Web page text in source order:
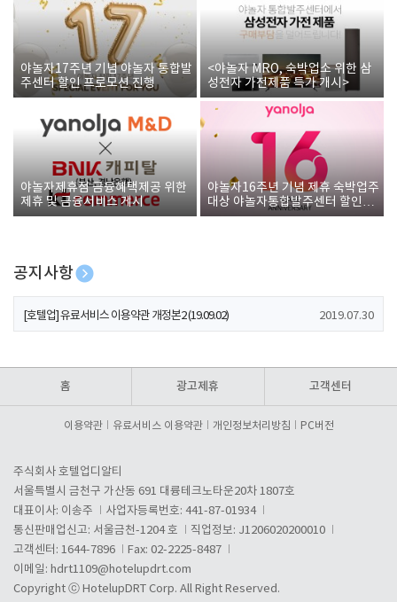
야놀자17주년 기념 야놀자 통합발
주센터 할인 프로모션 진행
<야놀자 MRO, 숙박업소 위한 삼
성전자 가전제품 특가 개시>
야놀자제휴점 금융혜택제공 위한
제휴 및 금융서비스 게시
야놀자16주년 기념 제휴 숙박업주
대상 야놀자통합발주센터 할인쿠
폰 증정
공지사항
[호텔업] 개인정보 처리방침 개정본1 (19.09.02)
[호텔업] 유료서비스 이용약관 개정본2 (19.09.02) 2019.07.30
홈 광고제휴 고객센터
이용약관 유료서비스 이용약관 개인정보처리방침 PC버전
주식회사 호텔업디알티
서울특별시 금천구 가산동 691 대륭테크노타운20차 1807호
대표이사: 이송주
사업자등록번호: 441-87-01934
통신판매업신고: 서울금천-1204 호
직업정보: J1206020200010
고객센터: 1644-7896
Fax: 02-2225-8487
이메일: hdrt1109@hotelupdrt.com
Copyright ⓒ HotelupDRT Corp. All Right Reserved.